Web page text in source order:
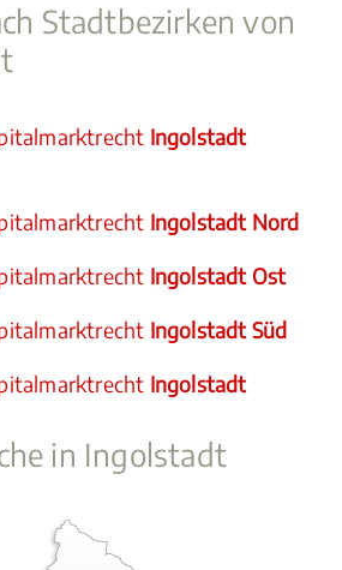
Stadtbezirken von
Ingolstadt
Ingolstadt Nord
Ingolstadt Ost
Ingolstadt Süd
Ingolstadt
in Ingolstadt